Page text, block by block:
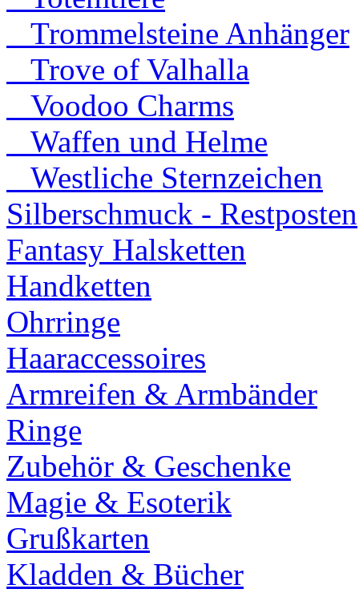
Trommelsteine Anhänger
Trove of Valhalla
Voodoo Charms
Waffen und Helme
Westliche Sternzeichen
Silberschmuck - Restposten
Fantasy Halsketten
Handketten
Ohrringe
Haaraccessoires
Armreifen & Armbänder
Ringe
Zubehör & Geschenke
Magie & Esoterik
Grußkarten
Kladden & Bücher